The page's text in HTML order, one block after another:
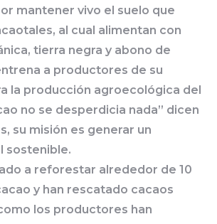
mantener vivo el suelo que
al cual alimentan con
tierra negra y abono de
a productores de su
la producción agroecológica del
no se desperdicia nada” dicen
su misión es generar un
sostenible.
a reforestar alrededor de 10
y han rescatado cacaos
los productores han